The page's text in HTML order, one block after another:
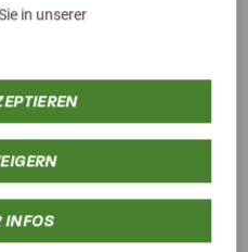
in unserer
INFOS
Produkte